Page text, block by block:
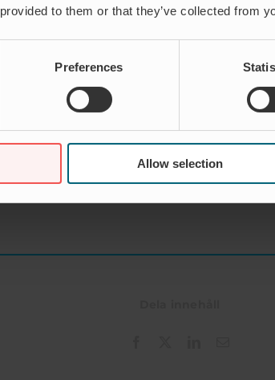
to them or that they’ve collected from
Preferences
Allow selection
lösningen, bespara entreprenören
finns samlad. De är skickliga
tur bollar sina erfarenheter med
fram till färdig produkt då det handlar om
montörer i verkstaden, alla med de
inte bara produkter, vi löser problem och
Vi finns här för att hjälpa dig med en